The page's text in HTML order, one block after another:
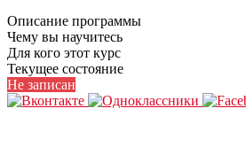
Описание программы
Чему вы научитесь
Для кого этот курс
Текущее состояние
Не записан